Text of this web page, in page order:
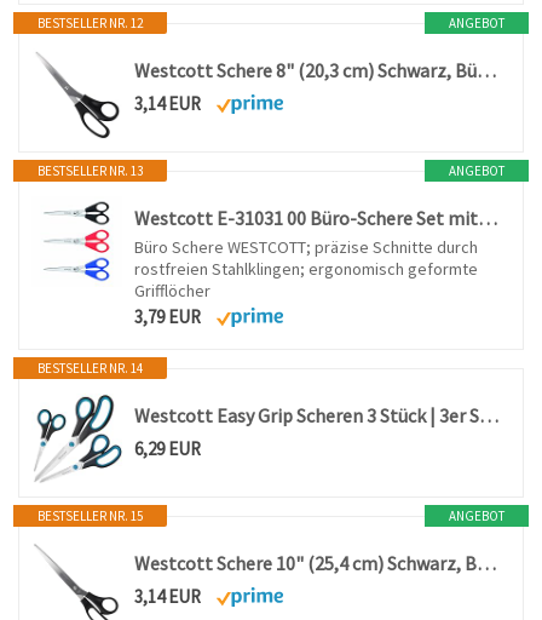
ANGEBOT
BESTSELLER NR. 12
Westcott Schere 8" (20,3 cm) Schwarz, Büroschere mit schwarzen Kunststoffgriffen, Extrascharfe Klinge, rostfreier Edelstahl, Papierschere, Haushaltsschere, Bastelschere, E-31181 00
3,14 EUR
ANGEBOT
BESTSELLER NR. 13
Westcott E-31031 00 Büro-Schere Set mit 3 Stück, 15 cm, blau/rot/schwarz
Büro Schere WESTCOTT; präzise Schnitte durch
rostfreien Stahlklingen; ergonomisch geformte
Grifflöcher
3,79 EUR
BESTSELLER NR. 14
Westcott Easy Grip Scheren 3 Stück | 3er Set Universalscheren mit Komfort-Griff | Extrascharfe & langlebige Edelstahlklinge | Schere für Basteln, Haushalt, Schule & Büro | N-90027 00
6,29 EUR
ANGEBOT
BESTSELLER NR. 15
Westcott Schere 10" (25,4 cm) Schwarz, Büroschere mit schwarzen Kunststoffgriffen, Extrascharfe Klinge, rostfreier Edelstahl, Papierschere, Haushaltsschere, Bastelschere, E-31111 00
3,14 EUR